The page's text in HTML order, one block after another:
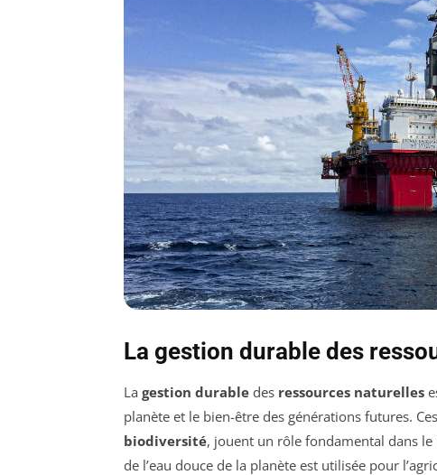
La gestion durable des
La gestion durable des ressources naturelles
planète et le bien-être des générations futures.
biodiversité, jouent un rôle fondamental dans
de l’eau douce de la planète est utilisée pour